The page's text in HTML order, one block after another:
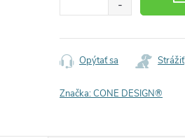
Opýtať sa Strážiť
Značka:CONE DESIGN®